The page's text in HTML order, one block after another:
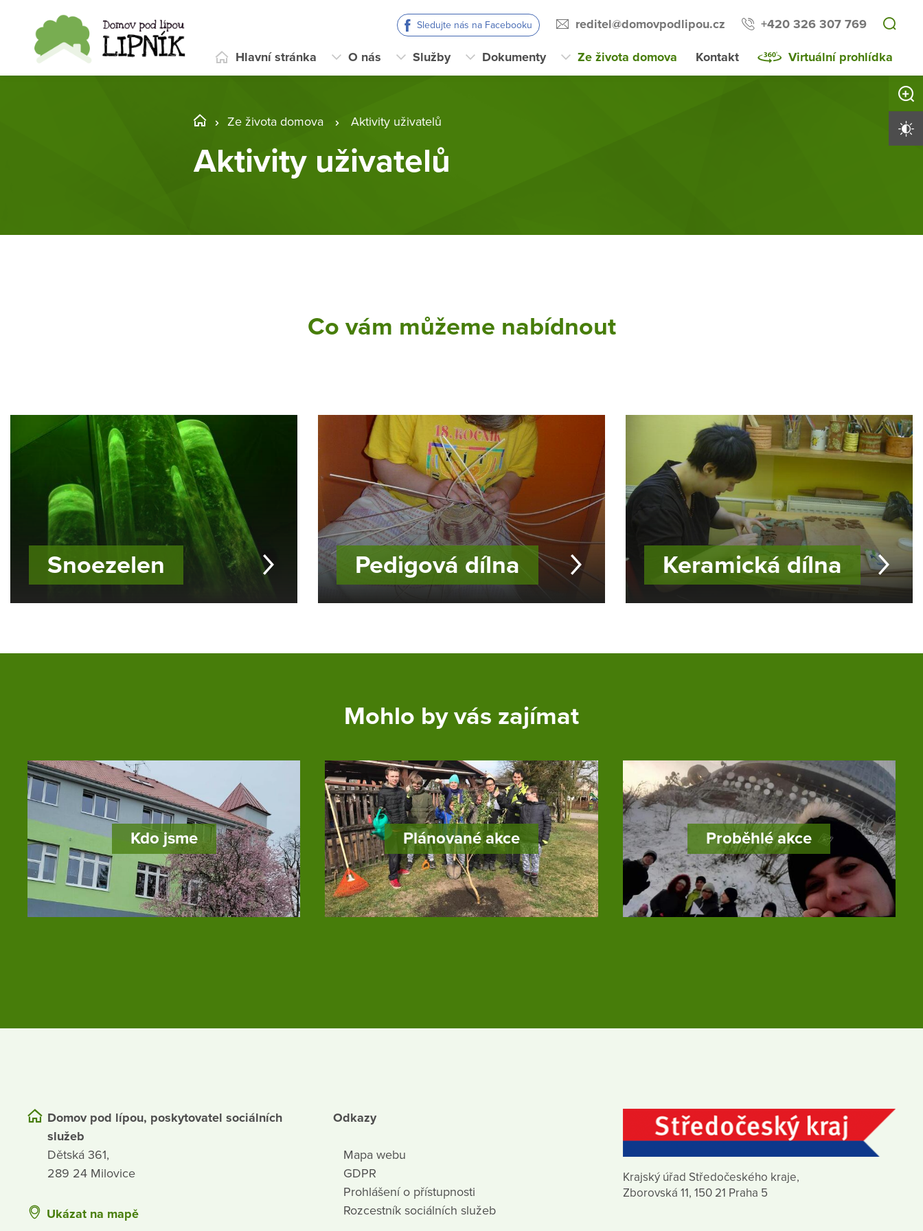
Sledujte nás na Facebooku reditel@domovpodlipou.cz +420 326 307 769
Hlavní stránka O nás Služby Dokumenty Ze života domova Kontakt Virtuální prohlídka
Ze života domova Aktivity uživatelů
Aktivity uživatelů
Co vám můžeme nabídnout
Snoezelen Pedigová dílna Keramická dílna
Mohlo by vás zajímat
Kdo jsme Plánované akce Proběhlé akce
Domov pod lípou, poskytovatel sociálních
služeb
Dětská 361,
289 24 Milovice
Ukázat na mapě
Odkazy
Mapa webu
GDPR
Prohlášení o přístupnosti
Rozcestník sociálních služeb
Krajský úřad Středočeského kraje,
Zborovská 11, 150 21 Praha 5